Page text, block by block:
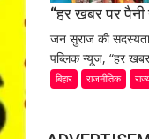
“हर खबर पर
जन सुराज की
पब्लिक न्यूज, “हर
बिहार राजनीतिक